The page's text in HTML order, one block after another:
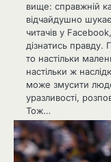
вище: справжній
відчайдушно
читачів у
дізнатись
то настільки
настільки ж
може змусити
уразливості,
Тож…